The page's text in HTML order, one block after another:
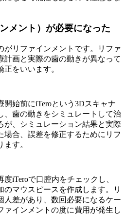
メント）が必要になった
がリファインメントです。リファ
計画と実際の歯の動きが異なって
をいいます。
開始前にiTeroという3Dスキャナ
、歯の動きをシミュレートして治
が、シミュレーション結果と実際
場合、誤差を修正するためにリフ
す。
度iTeroで口腔内をチェックし、
のマウスピースを作成します。リ
人差があり、数回必要になるケー
ァインメントの度に費用が発生し